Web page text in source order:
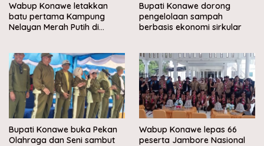
Wabup Konawe letakkan
batu pertama Kampung
Nelayan Merah Putih di
Bupati Konawe dorong
pengelolaan sampah
berbasis ekonomi sirkular
Bupati Konawe buka Pekan
Olahraga dan Seni sambut
Wabup Konawe lepas 66
peserta Jambore Nasional